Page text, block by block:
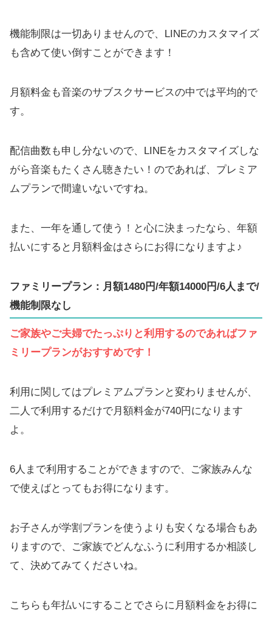
機能制限は一切ありませんので、LINEのカスタマイズ
も含めて使い倒すことができます！
月額料金も音楽のサブスクサービスの中では平均的で
す。
配信曲数も申し分ないので、LINEをカスタマイズしな
がら音楽もたくさん聴きたい！のであれば、プレミア
ムプランで間違いないですね。
また、一年を通して使う！と心に決まったなら、年額
払いにすると月額料金はさらにお得になりますよ♪
ファミリープラン：月額1480円/年額14000円/6人まで/
機能制限なし
ご家族やご夫婦でたっぷりと利用するのであればファ
ミリープランがおすすめです！
利用に関してはプレミアムプランと変わりませんが、
二人で利用するだけで月額料金が740円になります
よ。
6人まで利用することができますので、ご家族みんな
で使えばとってもお得になります。
お子さんが学割プランを使うよりも安くなる場合もあ
りますので、ご家族でどんなふうに利用するか相談し
て、決めてみてくださいね。
こちらも年払いにすることでさらに月額料金をお得に